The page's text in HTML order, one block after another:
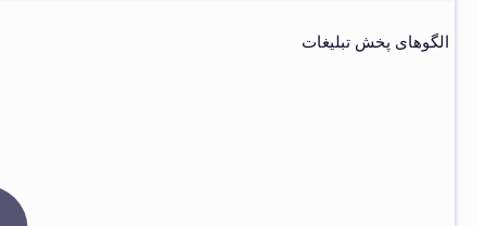
الگوهای پخش تبليغات